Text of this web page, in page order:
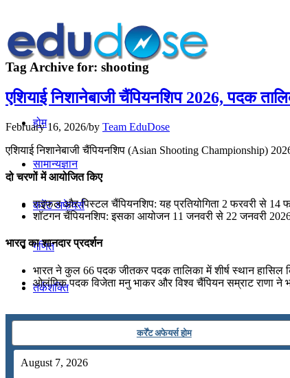
होम
सामान्यज्ञान
करेंट अफेयर्स
गणित
तर्कशक्ति
अंग्रेजी
Tag Archive for: shooting
एशियाई निशानेबाजी चैंपियनशिप 2026, पदक
February 16, 2026/by Team EduDose
एशियाई निशानेबाजी चैंपियनशिप (Asian Shooting Championship)
दो चरणों में आयोजित किए
राइफल और पिस्टल चैंपियनशिप: यह प्रतियोगिता 2 फरवरी से
शॉटगन चैंपियनशिप: इसका आयोजन 11 जनवरी से 22 जनवरी
भारत का शानदार प्रदर्शन
भारत ने कुल 66 पदक जीतकर पदक तालिका में शीर्ष स्थान
ओलंपिक पदक विजेता मनु भाकर और विश्व चैंपियन सम्राट राणा ने
कर्रेंट अफेयर्स होम
August 7, 2026